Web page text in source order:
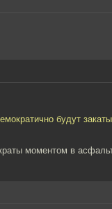
будут
моментом в